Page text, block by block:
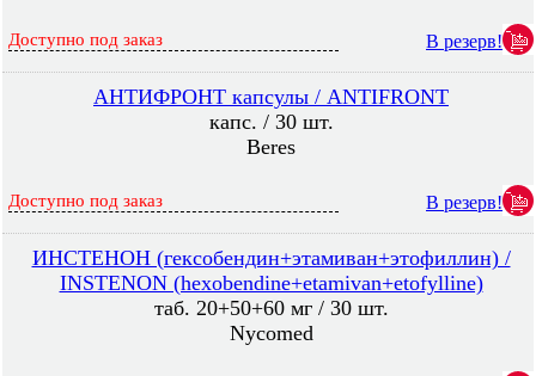
Доступно под заказ В резерв!
АНТИФРОНТ капсулы / ANTIFRONT
капс. / 30 шт.
Beres
Доступно под заказ В резерв!
ИНСТЕНОН (гексобендин+этамиван+этофиллин) /
INSTENON (hexobendine+etamivan+etofylline)
таб. 20+50+60 мг / 30 шт.
Nycomed